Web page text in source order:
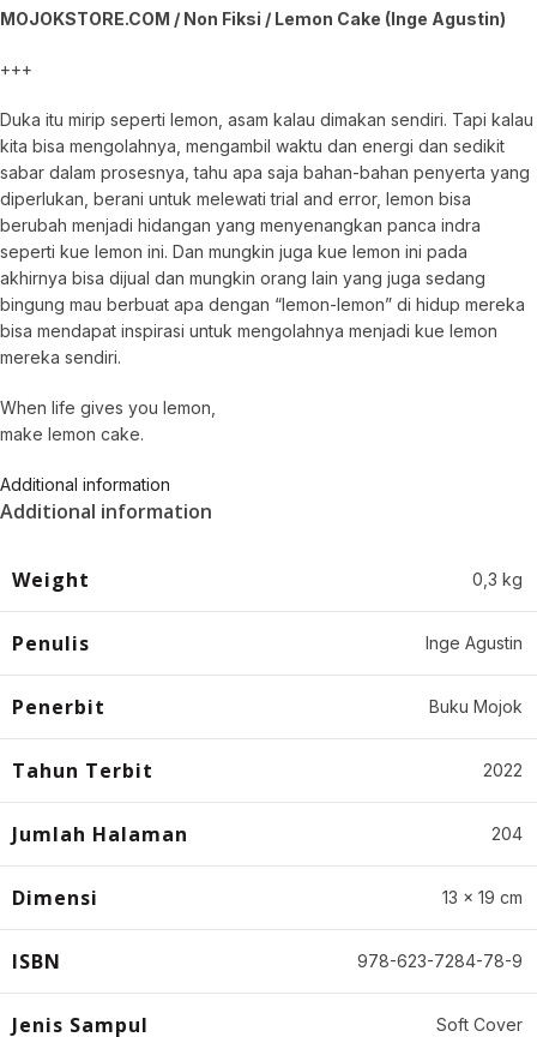
MOJOKSTORE.COM / Non Fiksi / Lemon Cake (Inge Agustin)
+++
Duka itu mirip seperti lemon, asam kalau dimakan sendiri. Tapi kalau
kita bisa mengolahnya, mengambil waktu dan energi dan sedikit
sabar dalam prosesnya, tahu apa saja bahan-bahan penyerta yang
diperlukan, berani untuk melewati trial and error, lemon bisa
berubah menjadi hidangan yang menyenangkan panca indra
seperti kue lemon ini. Dan mungkin juga kue lemon ini pada
akhirnya bisa dijual dan mungkin orang lain yang juga sedang
bingung mau berbuat apa dengan “lemon-lemon” di hidup mereka
bisa mendapat inspirasi untuk mengolahnya menjadi kue lemon
mereka sendiri.
When life gives you lemon,
make lemon cake.
Additional information
Additional information
Weight 0,3 kg
Penulis Inge Agustin
Penerbit Buku Mojok
Tahun Terbit 2022
Jumlah Halaman 204
Dimensi 13 x 19 cm
ISBN 978-623-7284-78-9
Jenis Sampul Soft Cover